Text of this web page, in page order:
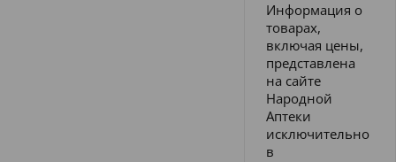
Информация о
товарах,
включая цены,
представлена
на сайте
Народной
Аптеки
исключительно
в